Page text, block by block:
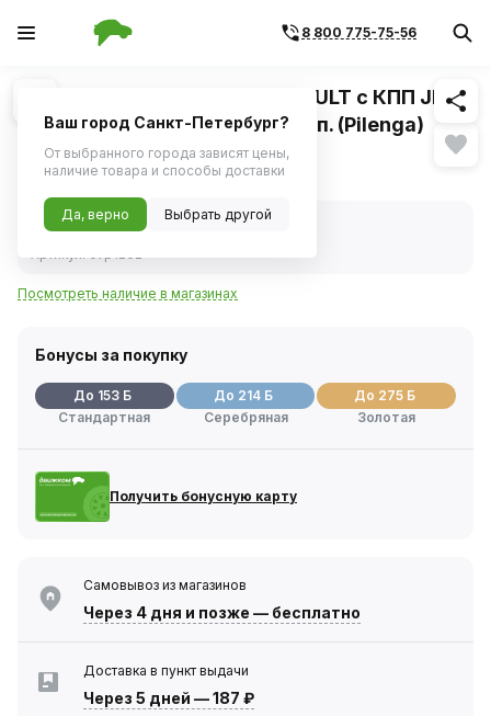
8 800 775-75-56
1/2 Похожие
ШРУС ВАЗ LADA Largus, RENAULT с КПП JH3
внутр. прав 23/30шл. полн кмп. (Pilenga)
3 045 ₽
В наличии
Посмотреть наличие в магазинах
Бонусы за покупку
До 153 Б
Стандартная
До 214 Б
Серебряная
До 275 Б
Золотая
Получить бонусную карту
Самовывоз из магазинов
Через 4 дня и позже — бесплатно
Доставка в пункт выдачи
Через 5 дней —187 ₽
Ваш город Санкт-Петербург?
От выбранного города зависят цены,
наличие товара и способы доставки
Да, верно Выбрать другой